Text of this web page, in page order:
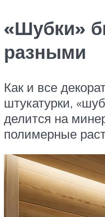
«Шубки»
разными
Как и все
штукатурки,
делится на
полимерные